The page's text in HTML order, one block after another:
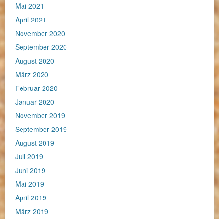
Mai 2021
April 2021
November 2020
September 2020
August 2020
März 2020
Februar 2020
Januar 2020
November 2019
September 2019
August 2019
Juli 2019
Juni 2019
Mai 2019
April 2019
März 2019